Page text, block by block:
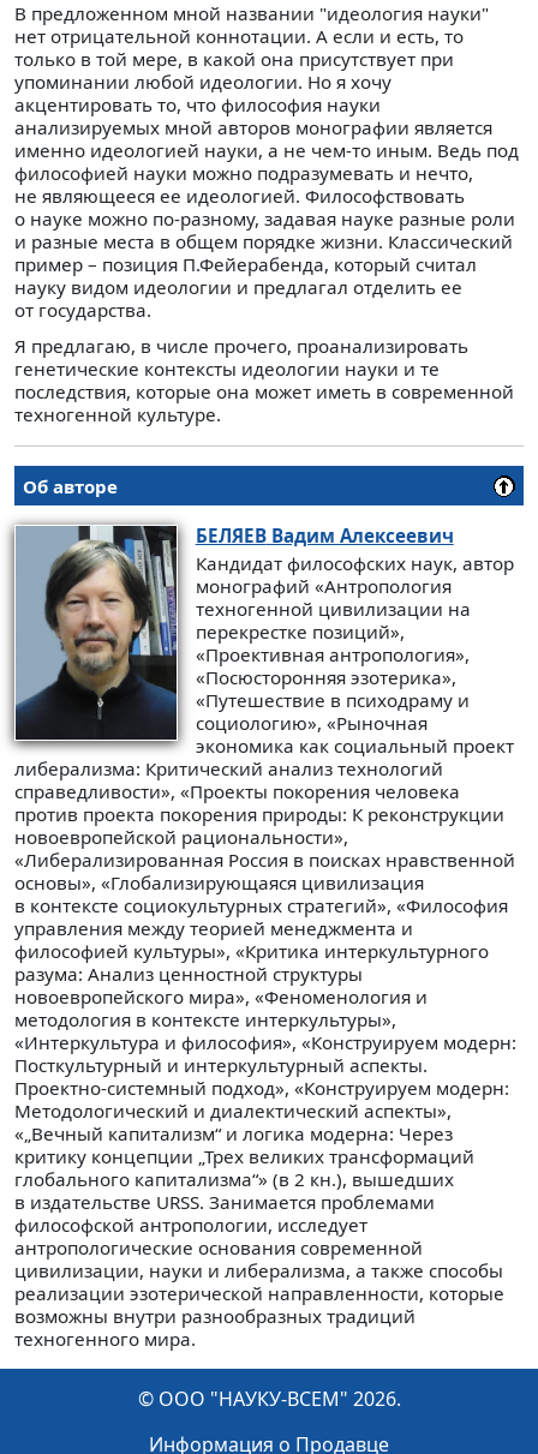
В предложенном мной названии "идеология науки"
нет отрицательной коннотации. А если и есть, то
только в той мере, в какой она присутствует при
упоминании любой идеологии. Но я хочу
акцентировать то, что философия науки
анализируемых мной авторов монографии является
именно идеологией науки, а не чем-то иным. Ведь под
философией науки можно подразумевать и нечто,
не являющееся ее идеологией. Философствовать
о науке можно по-разному, задавая науке разные роли
и разные места в общем порядке жизни. Классический
пример – позиция П.Фейерабенда, который считал
науку видом идеологии и предлагал отделить ее
от государства.
Я предлагаю, в числе прочего, проанализировать
генетические контексты идеологии науки и те
последствия, которые она может иметь в современной
техногенной культуре.
Об авторе
БЕЛЯЕВВадим Алексеевич
Кандидат философских наук, автор
монографий «Антропология
техногенной цивилизации на
перекрестке позиций»,
«Проективная антропология»,
«Посюсторонняя эзотерика»,
«Путешествие в психодраму и
социологию», «Рыночная
экономика как социальный проект
либерализма: Критический анализ технологий
справедливости», «Проекты покорения человека
против проекта покорения природы: К реконструкции
новоевропейской рациональности»,
«Либерализированная Россия в поисках нравственной
основы», «Глобализирующаяся цивилизация
в контексте социокультурных стратегий», «Философия
управления между теорией менеджмента и
философией культуры», «Критика интеркультурного
разума: Анализ ценностной структуры
новоевропейского мира», «Феноменология и
методология в контексте интеркультуры»,
«Интеркультура и философия», «Конструируем модерн:
Посткультурный и интеркультурный аспекты.
Проектно-системный подход», «Конструируем модерн:
Методологический и диалектический аспекты»,
«„Вечный капитализм“ и логика модерна: Через
критику концепции „Трех великих трансформаций
глобального капитализма“» (в 2 кн.), вышедших
в издательстве URSS. Занимается проблемами
философской антропологии, исследует
антропологические основания современной
цивилизации, науки и либерализма, а также способы
реализации эзотерической направленности, которые
возможны внутри разнообразных традиций
техногенного мира.
© ООО "НАУКУ-ВСЕМ" 2026.
Информация о Продавце